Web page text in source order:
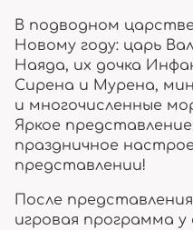
В подводном
Новому году: царь
Наяда, их дочка
Сирена и Мурена,
и многочисленные
Яркое
праздничное
представлении!
После
игровая программа у